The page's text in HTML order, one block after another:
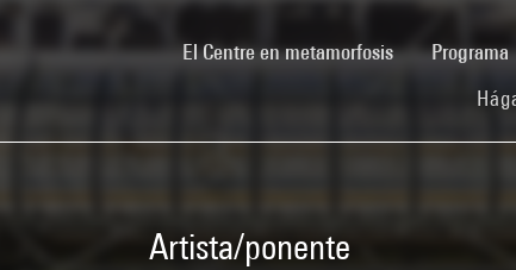
El Centre en metamorfosis(current)Programa
Artista/ponente